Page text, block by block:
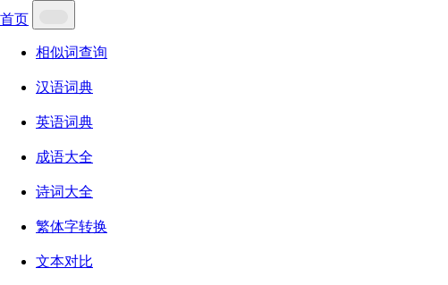
首页
相似词查询
汉语词典
英语词典
成语大全
诗词大全
繁体字转换
文本对比